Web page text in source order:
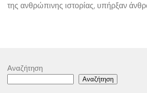
της ανθρώπινης ιστορίας, υπήρξαν
Αναζήτηση
Αναζήτηση